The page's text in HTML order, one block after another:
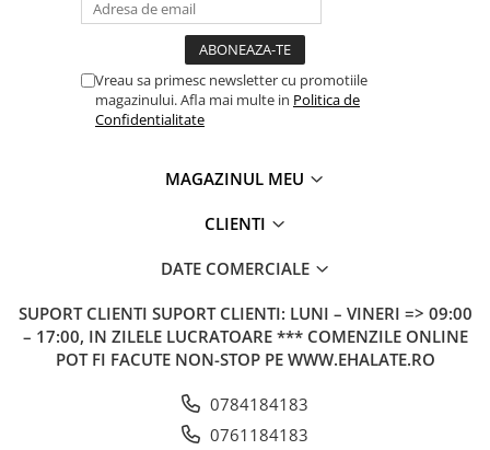
Vreau sa primesc newsletter cu promotiile
magazinului. Afla mai multe in Politica de
Confidentialitate
MAGAZINUL MEU
CLIENTI
DATE COMERCIALE
SUPORT CLIENTI SUPORT CLIENTI: LUNI – VINERI => 09:00
– 17:00, IN ZILELE LUCRATOARE *** COMENZILE ONLINE
POT FI FACUTE NON-STOP PE WWW.EHALATE.RO
0784184183
0761184183